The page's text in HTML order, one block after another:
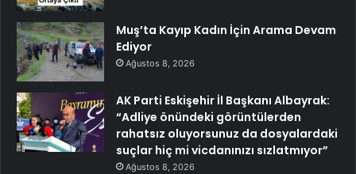
Muş’ta Kayıp Kadın İçin Arama Devam
Ediyor
Ağustos 8, 2026
AK Parti Eskişehir İl Başkanı Albayrak:
“Adliye önündeki görüntülerden
rahatsız oluyorsunuz da dosyalardaki
suçlar hiç mi vicdanınızı sızlatmıyor”
Ağustos 8, 2026